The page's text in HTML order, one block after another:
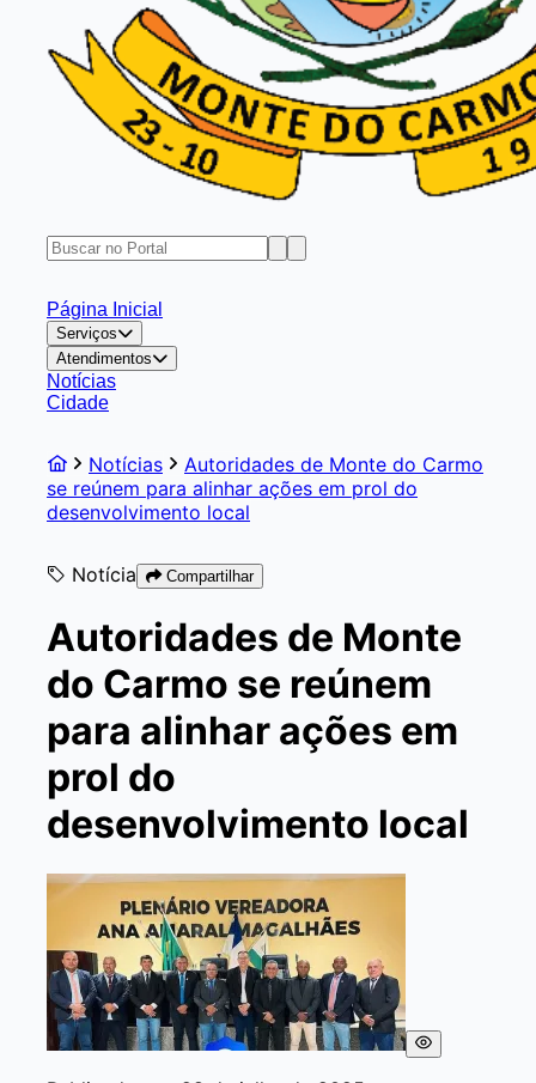
Página Inicial
Serviços
Atendimentos
Notícias
Cidade
Notícias
Autoridades de Monte do Carmo
se reúnem para alinhar ações em prol do
desenvolvimento local
Notícia Compartilhar
Autoridades de Monte
do Carmo se reúnem
para alinhar ações em
prol do
desenvolvimento local